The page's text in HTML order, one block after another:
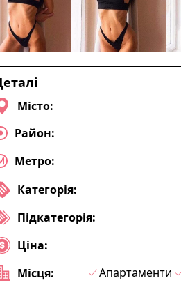
Місто:
Район:
Метро:
Категорія:
Підкатегорія:
Ціна:
Місця:
Апартаменти